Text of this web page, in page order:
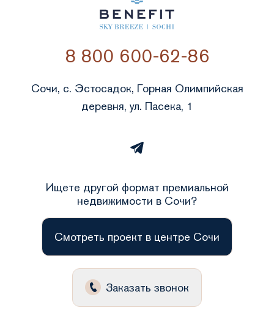
Заказать звонок
8 800 600-62-86
Сочи, с. Эстосадок, Горная Олимпийская
деревня, ул. Пасека, 1
Ищете другой формат премиальной
недвижимости в Сочи?
Смотреть проект в центре Сочи